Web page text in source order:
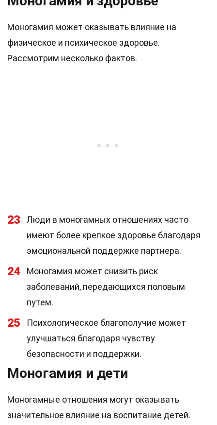
Моногамия может оказывать влияние на
физическое и психическое здоровье.
Рассмотрим несколько фактов.
23
Люди в моногамных отношениях часто
имеют более крепкое здоровье благодаря
эмоциональной поддержке партнера.
24
Моногамия может снизить риск
заболеваний, передающихся половым
путем.
25
Психологическое благополучие может
улучшаться благодаря чувству
безопасности и поддержки.
Моногамия и дети
Моногамные отношения могут оказывать
значительное влияние на воспитание детей.